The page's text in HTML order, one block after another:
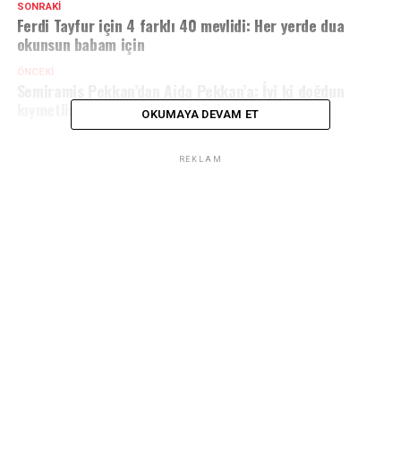
SONRAKI
Ferdi Tayfur için 4 farklı 40 mevlidi: Her yerde dua
okunsun babam için
ÖNCEKI
kıymetlim
OKUMAYA DEVAM ET
REKLAM